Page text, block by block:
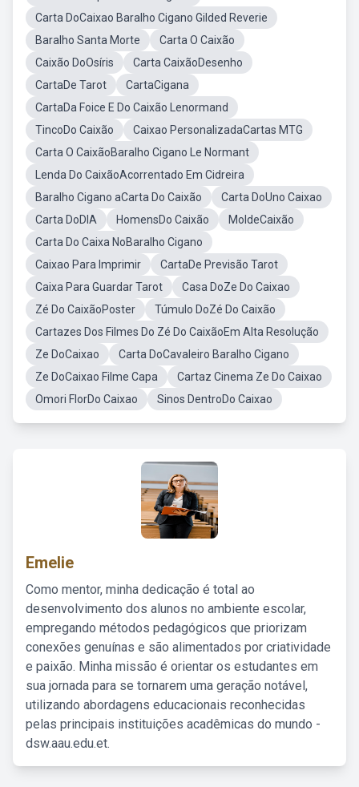
Carta DoCaixao Baralho Cigano Gilded Reverie
Baralho Santa Morte
Carta O Caixão
Caixão DoOsíris
Carta CaixãoDesenho
CartaDe Tarot
CartaCigana
CartaDa Foice E Do Caixão Lenormand
TincoDo Caixão
Caixao PersonalizadaCartas MTG
Carta O CaixãoBaralho Cigano Le Normant
Lenda Do CaixãoAcorrentado Em Cidreira
Baralho Cigano aCarta Do Caixão
Carta DoUno Caixao
Carta DoDIA
HomensDo Caixão
MoldeCaixão
Carta Do Caixa NoBaralho Cigano
Caixao Para Imprimir
CartaDe Previsão Tarot
Caixa Para Guardar Tarot
Casa DoZe Do Caixao
Zé Do CaixãoPoster
Túmulo DoZé Do Caixão
Cartazes Dos Filmes Do Zé Do CaixãoEm Alta Resolução
Ze DoCaixao
Carta DoCavaleiro Baralho Cigano
Ze DoCaixao Filme Capa
Cartaz Cinema Ze Do Caixao
Omori FlorDo Caixao
Sinos DentroDo Caixao
Emelie
Como mentor, minha dedicação é total ao
desenvolvimento dos alunos no ambiente escolar,
empregando métodos pedagógicos que priorizam
conexões genuínas e são alimentados por criatividade
e paixão. Minha missão é orientar os estudantes em
sua jornada para se tornarem uma geração notável,
utilizando abordagens educacionais reconhecidas
pelas principais instituições acadêmicas do mundo -
dsw.aau.edu.et.